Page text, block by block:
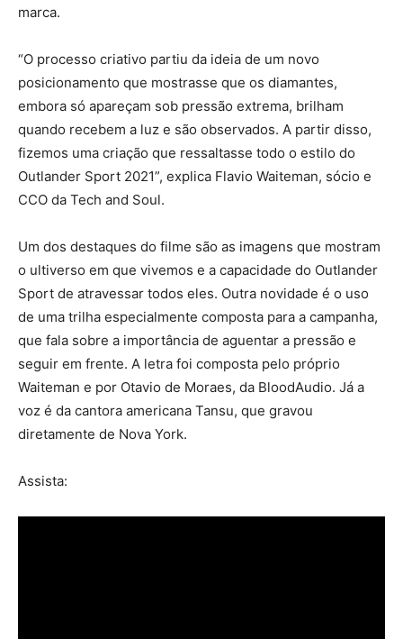
marca.
“O processo criativo partiu da ideia de um novo
posicionamento que mostrasse que os diamantes,
embora só apareçam sob pressão extrema, brilham
quando recebem a luz e são observados. A partir disso,
fizemos uma criação que ressaltasse todo o estilo do
Outlander Sport 2021”, explica Flavio Waiteman, sócio e
CCO da Tech and Soul.
Um dos destaques do filme são as imagens que mostram
o ultiverso em que vivemos e a capacidade do Outlander
Sport de atravessar todos eles. Outra novidade é o uso
de uma trilha especialmente composta para a campanha,
que fala sobre a importância de aguentar a pressão e
seguir em frente. A letra foi composta pelo próprio
Waiteman e por Otavio de Moraes, da BloodAudio. Já a
voz é da cantora americana Tansu, que gravou
diretamente de Nova York.
Assista: